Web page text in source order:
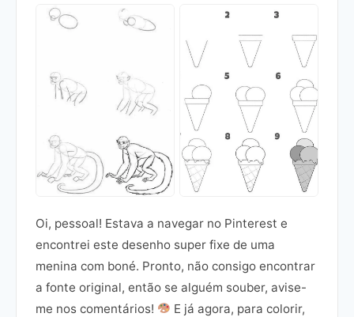
Oi, pessoal! Estava a navegar no Pinterest e
encontrei este desenho super fixe de uma
menina com boné. Pronto, não consigo encontrar
a fonte original, então se alguém souber, avise-
me nos comentários!
E já agora, para colorir,